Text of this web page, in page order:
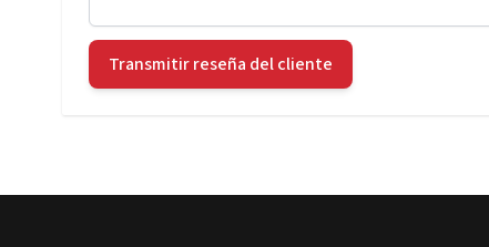
Transmitir reseña del cliente